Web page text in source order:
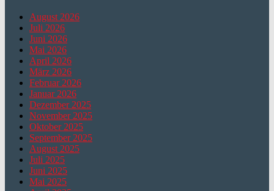
August 2026
Juli 2026
Juni 2026
Mai 2026
April 2026
März 2026
Februar 2026
Januar 2026
Dezember 2025
November 2025
Oktober 2025
September 2025
August 2025
Juli 2025
Juni 2025
Mai 2025